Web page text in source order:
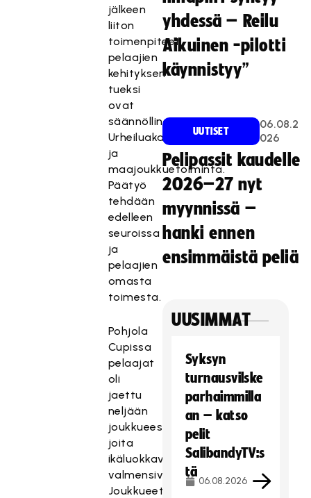
jälkeen
liiton
toimenpiteet
pelaajien
kehityksen
tueksi
ovat
säännöllinen
Urheiluakatemiavalmennus
ja
maajoukkuetoiminta.
Päätyö
tehdään
edelleen
seuroissa
ja
pelaajien
omasta
toimesta.
Pohjola
Cupissa
pelaajat
oli
jaettu
neljään
joukkueeseen,
joita
ikäluokkavalmentajat
valmensivat.
Joukkueet
yhdessä – Reilu
Aikuinen -pilotti
käynnistyy”
UUTISET
06.08.2
026
Pelipassit kaudelle
2026–27 nyt
myynnissä –
hanki ennen
ensimmäistä peliä
UUSIMMAT
Syksyn
turnausvilske
parhaimmilla
an – katso
pelit
SalibandyTV:s
tä
06.08.2026